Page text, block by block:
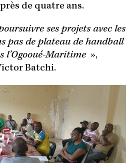
de quatre ans.
ses projets avec les
pas de plateau de handball
l’Ogooué-Maritime »,
Batchi.